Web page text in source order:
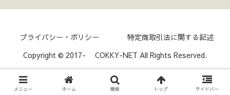
プライバシー・ポリシー
特定商取引法に関する記述
Copyright © 2017- COKKY-NET All Rights Reserved.
メニュー ホーム 検索 トップ サイドバー